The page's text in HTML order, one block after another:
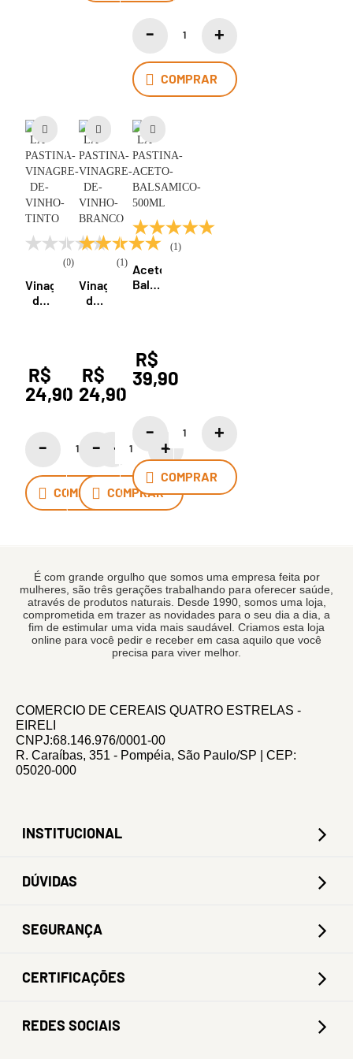
Fazenda
Roque
COMPRAR
(0)
Vinagre
de
Pastina
R$
24,90
COMPRAR
(1)
Vinagre
de
Pastina
R$
24,90
COMPRAR
(1)
Aceto
Balsâmico
La
Pastina
R$
39,90
COMPRAR
É com grande orgulho que somos uma empresa feita por
mulheres, são três gerações trabalhando para oferecer saúde,
através de produtos naturais. Desde 1990, somos uma loja,
comprometida em trazer as novidades para o seu dia a dia, a
fim de estimular uma vida mais saudável. Criamos esta loja
online para você pedir e receber em casa aquilo que você
precisa para viver melhor.
COMERCIO DE CEREAIS QUATRO ESTRELAS -
EIRELI
CNPJ:68.146.976/0001-00
R. Caraíbas, 351 - Pompéia, São Paulo/SP | CEP:
05020-000
INSTITUCIONAL
DÚVIDAS
SEGURANÇA
CERTIFICAÇÕES
REDES SOCIAIS